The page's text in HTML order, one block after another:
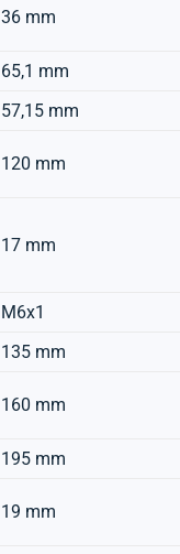
36 mm
65,1 mm
57,15 mm
120 mm
17 mm
M6x1
135 mm
160 mm
195 mm
19 mm